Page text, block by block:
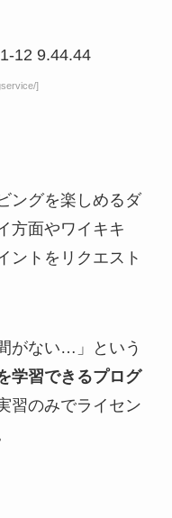
]
ングを楽しめるダ
方面やワイキキ
ントをリクエスト
がない…」という
学習できるプログ
習のみでライセン